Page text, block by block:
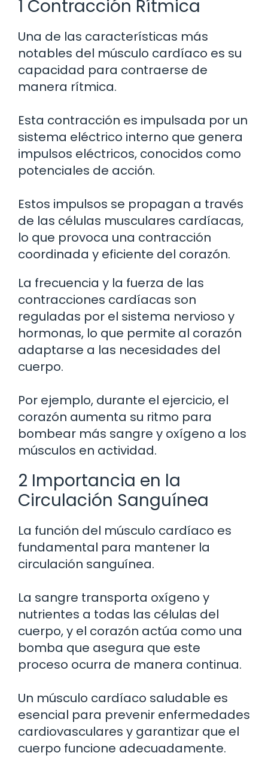
1 Contracción Rítmica
Una de las características más
notables del músculo cardíaco es su
capacidad para contraerse de
manera rítmica.
Esta contracción es impulsada por un
sistema eléctrico interno que genera
impulsos eléctricos, conocidos como
potenciales de acción.
Estos impulsos se propagan a través
de las células musculares cardíacas,
lo que provoca una contracción
coordinada y eficiente del corazón.
La frecuencia y la fuerza de las
contracciones cardíacas son
reguladas por el sistema nervioso y
hormonas, lo que permite al corazón
adaptarse a las necesidades del
cuerpo.
Por ejemplo, durante el ejercicio, el
corazón aumenta su ritmo para
bombear más sangre y oxígeno a los
músculos en actividad.
2 Importancia en la
Circulación Sanguínea
La función del músculo cardíaco es
fundamental para mantener la
circulación sanguínea.
La sangre transporta oxígeno y
nutrientes a todas las células del
cuerpo, y el corazón actúa como una
bomba que asegura que este
proceso ocurra de manera continua.
Un músculo cardíaco saludable es
esencial para prevenir enfermedades
cardiovasculares y garantizar que el
cuerpo funcione adecuadamente.